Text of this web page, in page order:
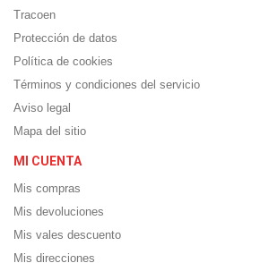
Tracoen
Protección de datos
Política de cookies
Términos y condiciones del servicio
Aviso legal
Mapa del sitio
MI CUENTA
Mis compras
Mis devoluciones
Mis vales descuento
Mis direcciones